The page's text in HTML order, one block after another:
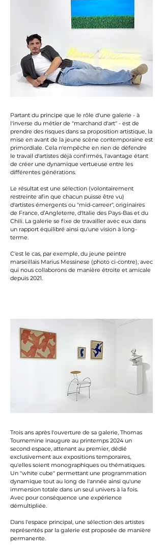
Partant du principe que le rôle d'une galerie - à
l'inverse du métier de "marchand d'art" - est de
prendre des risques dans sa proposition artistique, la
mise en avant de la jeune scène contemporaine est
primordiale. Cela n'empêche en rien de défendre
le travail d'artistes déjà confirmés, l'avantage étant
de créer une dynamique vertueuse entre les
différentes générations.
Le résultat est une sélection (volontairement
restreinte afin que chacun puisse être vu)
d'artistes émergents ou "mid-carreer", originaires
de France, d’Angleterre, d'Italie des Pays-Bas et du
Chili. La galerie se fixe de travailler avec eux dans
un rapport équilibré ainsi qu'une vision à long-
terme.
C'est le cas, par exemple, du jeune peintre
marseillais Marius Messinese (photo ci-contre), avec
qui nous collaborons de manière étroite et amicale
depuis 2021.
Trois ans après l'ouverture de sa galerie, Thomas
Tournemine inaugure au printemps 2024 un
second espace, attenant au premier, dédié
exclusivement aux expositions temporaires,
qu'elles soient monographiques ou thématiques.
Un "white cube" permettant une programmation
dynamique tout au long de l'année ainsi qu'une
immersion totale dans un seul univers à la fois.
Avec pour conséquence une expérience
démultipliée.
Dans l'espace principal, une sélection des artistes
représentés par la galerie est proposée de manière
permanente.